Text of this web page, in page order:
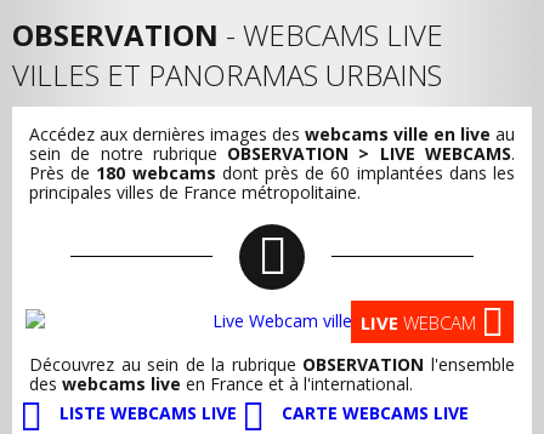
OBSERVATION - WEBCAMS LIVE
VILLES ET PANORAMAS URBAINS
Accédez aux dernières images des webcams ville en live au
sein de notre rubrique OBSERVATION > LIVE WEBCAMS.
Près de 180 webcams dont près de 60 implantées dans les
principales villes de France métropolitaine.
LIVE WEBCAM
Découvrez au sein de la rubrique OBSERVATION l'ensemble
des webcams live en France et à l'international.
LISTE WEBCAMS LIVE
CARTE WEBCAMS LIVE